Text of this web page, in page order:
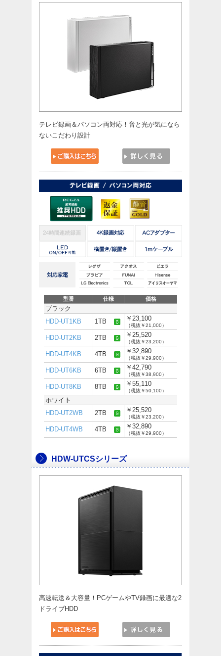
テレビ録画＆パソコン両対応！音と光が気になら
ないこだわり設計
型番 仕様 価格
ブラック
HDD-UT1KB
1TB ￥23,100
（税抜￥21,000）
HDD-UT2KB 2TB ￥25,520
（税抜￥23,200）
HDD-UT4KB 4TB ￥32,890
（税抜￥29,900）
HDD-UT6KB 6TB ￥42,790
（税抜￥38,900）
HDD-UT8KB 8TB ￥55,110
（税抜￥50,100）
ホワイト
HDD-UT2WB
2TB ￥25,520
（税抜￥23,200）
HDD-UT4WB 4TB ￥32,890
（税抜￥29,900）
HDW-UTCSシリーズ
高速転送＆大容量！PCゲームやTV録画に最適な2
ドライブHDD